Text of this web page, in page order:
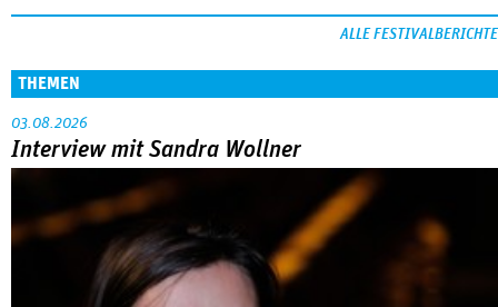
ALLE FESTIVALBERICHTE
THEMEN
03.08.2026
Interview mit Sandra Wollner